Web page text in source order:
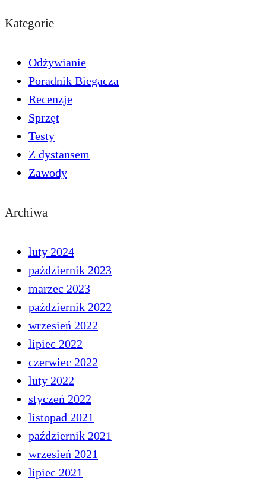
Kategorie
Odżywianie
Poradnik Biegacza
Recenzje
Sprzęt
Testy
Z dystansem
Zawody
Archiwa
luty 2024
październik 2023
marzec 2023
październik 2022
wrzesień 2022
lipiec 2022
czerwiec 2022
luty 2022
styczeń 2022
listopad 2021
październik 2021
wrzesień 2021
lipiec 2021